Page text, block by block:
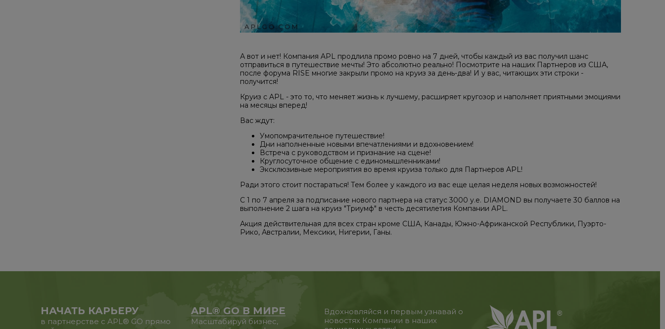
А вот и нет! Компания APL продлила промо ровно на 7 дней, чтобы каждый из вас получил шанс
отправиться в путешествие мечты! Это абсолютно реально! Посмотрите на наших Партнеров из США,
после форума RISE многие закрыли промо на круиз за день-два! И у вас, читающих эти строки -
получится!
Круиз с APL - это то, что меняет жизнь к лучшему, расширяет кругозор и наполняет приятными эмоциями
на месяцы вперед!
Вас ждут:
Умопомрачительное путешествие!
Дни наполненные новыми впечатлениями и вдохновением!
Встреча с руководством и признание на сцене!
Круглосуточное общение с единомышленниками!
Эксклюзивные мероприятия во время круиза только для Партнеров APL!
Ради этого стоит постараться! Тем более у каждого из вас еще целая неделя новых возможностей!
С 1 по 7 апреля за подписание нового партнера на статус 3000 у.е. DIAMOND вы получаете 30 баллов на
выполнение 2 шага на круиз "Триумф" в честь десятилетия Компании APL.
Акция действительная для всех стран кроме США, Канады, Южно-Африканской Республики, Пуэрто-
Рико, Австралии, Мексики, Нигерии, Ганы.
НАЧАТЬ КАРЬЕРУ
в партнерстве с APL® GO прямо
APL® GO В МИРЕ
Масштабируй бизнес,
Вдохновляйся и первым узнавай о
новостях Компании в наших